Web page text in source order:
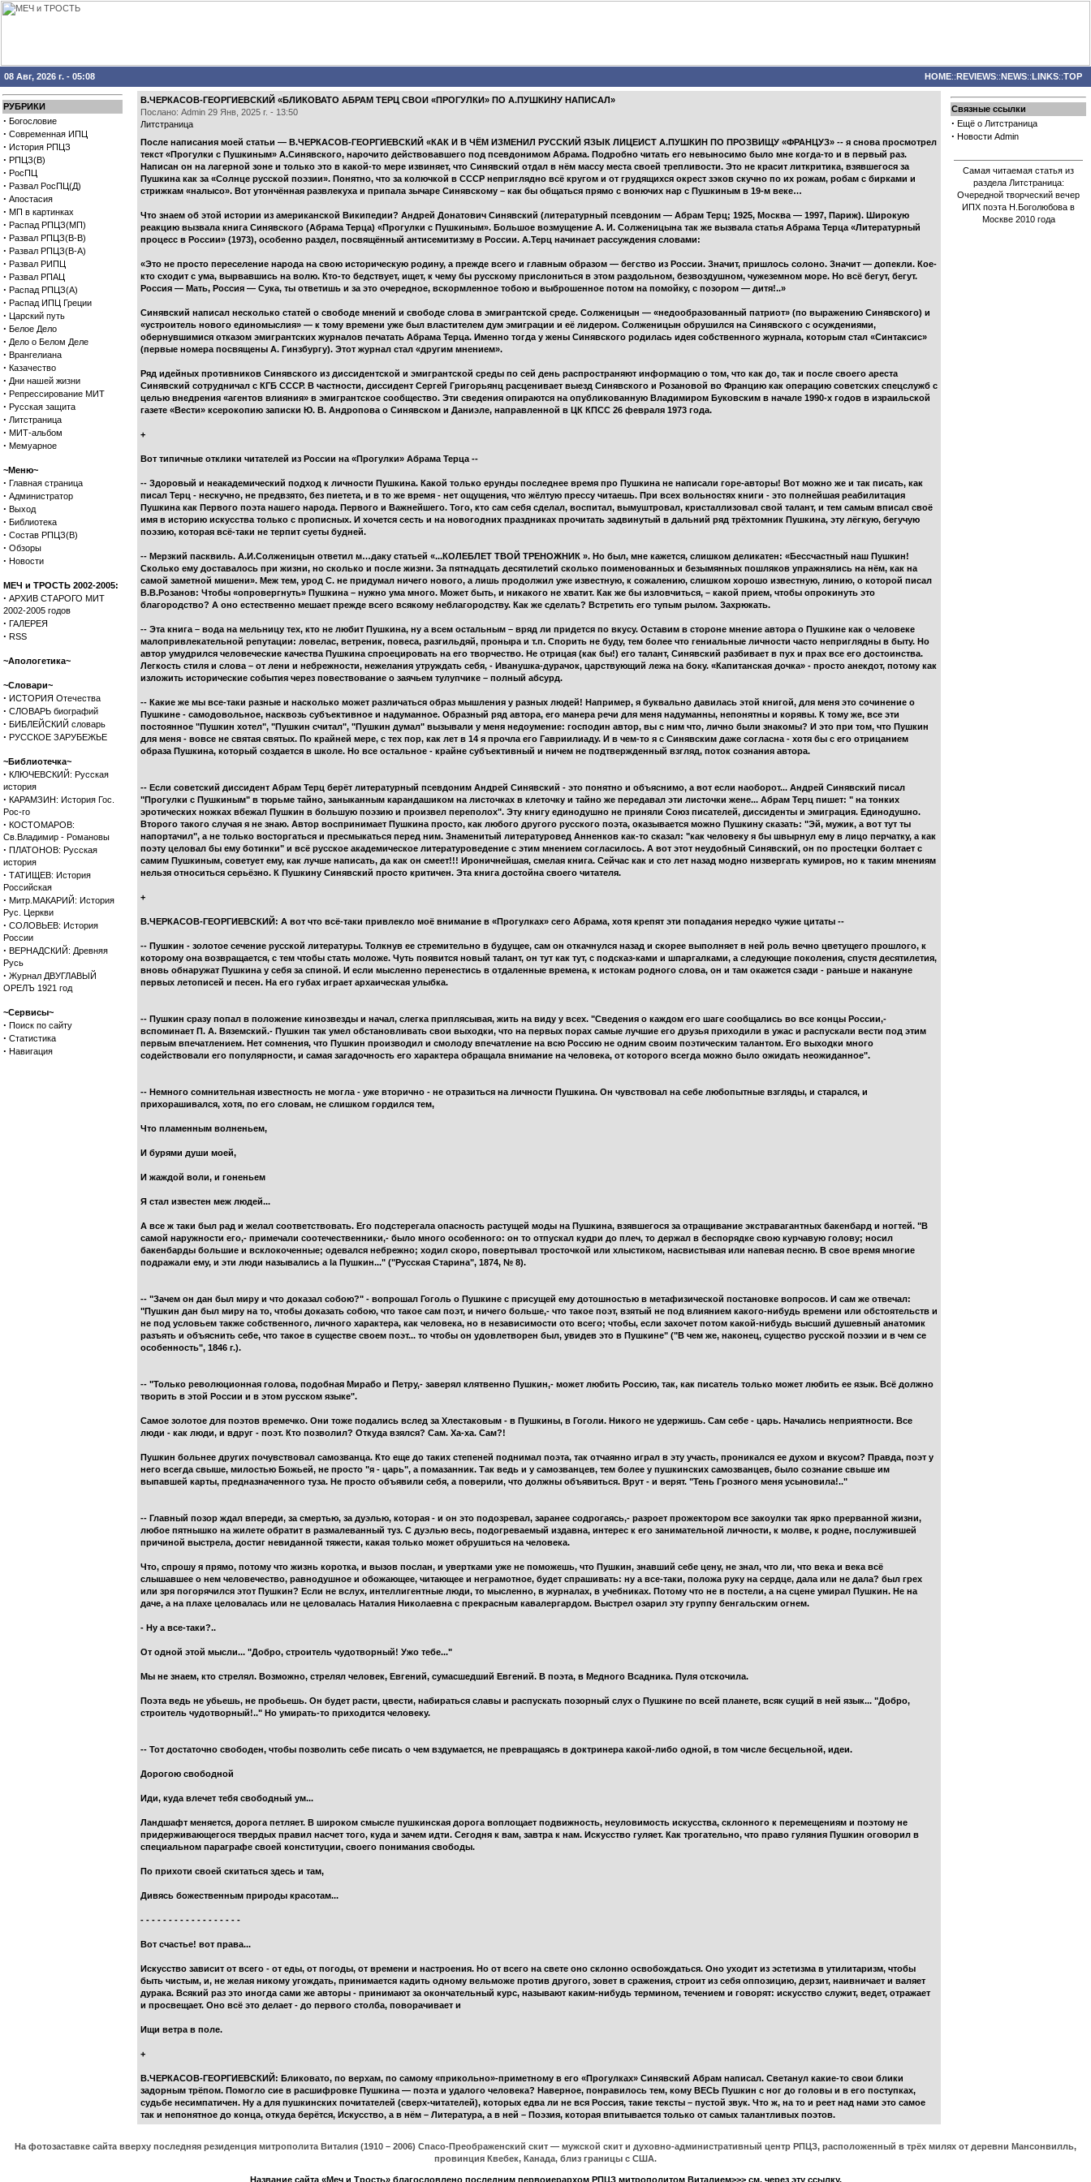
08 Авг, 2026 г. - 05:08 HOME::REVIEWS::NEWS::LINKS::TOP
РУБРИКИ
· Богословие
· Современная ИПЦ
· История РПЦЗ
· РПЦЗ(В)
· РосПЦ
· Развал РосПЦ(Д)
· Апостасия
· МП в картинках
· Распад РПЦЗ(МП)
· Развал РПЦЗ(В-В)
· Развал РПЦЗ(В-А)
· Развал РИПЦ
· Развал РПАЦ
· Распад РПЦЗ(А)
· Распад ИПЦ Греции
· Царский путь
· Белое Дело
· Дело о Белом Деле
· Врангелиана
· Казачество
· Дни нашей жизни
· Репрессирование МИТ
· Русская защита
· Литстраница
· МИТ-альбом
· Мемуарное
~Меню~
· Главная страница
· Администратор
· Выход
· Библиотека
· Состав РПЦЗ(В)
· Обзоры
· Новости
МЕЧ и ТРОСТЬ 2002-2005:
· АРХИВ СТАРОГО МИТ
2002-2005 годов
· ГАЛЕРЕЯ
· RSS
~Апологетика~
~Словари~
· ИСТОРИЯ Отечества
· СЛОВАРЬ биографий
· БИБЛЕЙСКИЙ словарь
· РУССКОЕ ЗАРУБЕЖЬЕ
~Библиотечка~
· КЛЮЧЕВСКИЙ: Русская
история
· КАРАМЗИН: История Гос.
Рос-го
· КОСТОМАРОВ:
Св.Владимир - Романовы
· ПЛАТОНОВ: Русская
история
· ТАТИЩЕВ: История
Российская
· Митр.МАКАРИЙ: История
Рус. Церкви
· СОЛОВЬЕВ: История
России
· ВЕРНАДСКИЙ: Древняя
Русь
· Журнал ДВУГЛАВЫЙ
ОРЕЛЪ 1921 год
~Сервисы~
· Поиск по сайту
· Статистика
· Навигация
В.ЧЕРКАСОВ-ГЕОРГИЕВСКИЙ «БЛИКОВАТО АБРАМ ТЕРЦ СВОИ «ПРОГУЛКИ» ПО А.ПУШКИНУ НАПИСАЛ»
Послано: Admin 29 Янв, 2025 г. - 13:50
Литстраница
После написания моей статьи — В.ЧЕРКАСОВ-ГЕОРГИЕВСКИЙ «КАК И В ЧЁМ ИЗМЕНИЛ РУССКИЙ ЯЗЫК ЛИЦЕИСТ А.ПУШКИН ПО ПРОЗВИЩУ «ФРАНЦУЗ» -- я снова просмотрел
текст «Прогулки с Пушкиным» А.Синявского, нарочито действовавшего под псевдонимом Абрама. Подробно читать его невыносимо было мне когда-то и в первый раз.
Написан он на лагерной зоне и только это в какой-то мере извиняет, что Синявский отдал в нём массу места своей трепливости. Это не красит литкритика, взявшегося за
Пушкина как за «Солнце русской поэзии». Понятно, что за колючкой в СССР неприглядно всё кругом и от грудящихся окрест зэков скучно по их рожам, робам с бирками и
стрижкам «налысо». Вот утончённая развлекуха и припала зычаре Синявскому – как бы общаться прямо с вонючих нар с Пушкиным в 19-м веке…
Что знаем об этой истории из американской Википедии? Андрей Донатович Синявский (литературный псевдоним — Абрам Терц; 1925, Москва — 1997, Париж). Широкую
реакцию вызвала книга Синявского (Абрама Терца) «Прогулки с Пушкиным». Большое возмущение А. И. Солженицына так же вызвала статья Абрама Терца «Литературный
процесс в России» (1973), особенно раздел, посвящённый антисемитизму в России. А.Терц начинает рассуждения словами:
«Это не просто переселение народа на свою историческую родину, а прежде всего и главным образом — бегство из России. Значит, пришлось солоно. Значит — допекли. Кое-
кто сходит с ума, вырвавшись на волю. Кто-то бедствует, ищет, к чему бы русскому прислониться в этом раздольном, безвоздушном, чужеземном море. Но всё бегут, бегут.
Россия — Мать, Россия — Сука, ты ответишь и за это очередное, вскормленное тобою и выброшенное потом на помойку, с позором — дитя!..»
Синявский написал несколько статей о свободе мнений и свободе слова в эмигрантской среде. Солженицын — «недообразованный патриот» (по выражению Синявского) и
«устроитель нового единомыслия» — к тому времени уже был властителем дум эмиграции и её лидером. Солженицын обрушился на Синявского с осуждениями,
обернувшимися отказом эмигрантских журналов печатать Абрама Терца. Именно тогда у жены Синявского родилась идея собственного журнала, которым стал «Синтаксис»
(первые номера посвящены А. Гинзбургу). Этот журнал стал «другим мнением».
Ряд идейных противников Синявского из диссидентской и эмигрантской среды по сей день распространяют информацию о том, что как до, так и после своего ареста
Синявский сотрудничал с КГБ СССР. В частности, диссидент Сергей Григорьянц расценивает выезд Синявского и Розановой во Францию как операцию советских спецслужб с
целью внедрения «агентов влияния» в эмигрантское сообщество. Эти сведения опираются на опубликованную Владимиром Буковским в начале 1990-х годов в израильской
газете «Вести» ксерокопию записки Ю. В. Андропова о Синявском и Даниэле, направленной в ЦК КПСС 26 февраля 1973 года.
+
Вот типичные отклики читателей из России на «Прогулки» Абрама Терца --
-- Здоровый и неакадемический подход к личности Пушкина. Какой только ерунды последнее время про Пушкина не написали горе-авторы! Вот можно же и так писать, как
писал Терц - нескучно, не предвзято, без пиетета, и в то же время - нет ощущения, что жёлтую прессу читаешь. При всех вольностях книги - это полнейшая реабилитация
Пушкина как Первого поэта нашего народа. Первого и Важнейшего. Того, кто сам себя сделал, воспитал, вымуштровал, кристаллизовал свой талант, и тем самым вписал своё
имя в историю искусства только с прописных. И хочется сесть и на новогодних праздниках прочитать задвинутый в дальний ряд трёхтомник Пушкина, эту лёгкую, бегучую
поэзию, которая всё-таки не терпит суеты будней.
-- Мерзкий пасквиль. А.И.Солженицын ответил м…даку статьей «...КОЛЕБЛЕТ ТВОЙ ТРЕНОЖНИК ». Но был, мне кажется, слишком деликатен: «Бессчастный наш Пушкин!
Сколько ему доставалось при жизни, но сколько и после жизни. За пятнадцать десятилетий сколько поименованных и безымянных пошляков упражнялись на нём, как на
самой заметной мишени». Меж тем, урод С. не придумал ничего нового, а лишь продолжил уже известную, к сожалению, слишком хорошо известную, линию, о которой писал
В.В.Розанов: Чтобы «опровергнуть» Пушкина – нужно ума много. Может быть, и никакого не хватит. Как же бы изловчиться, – какой прием, чтобы опрокинуть это
благородство? А оно естественно мешает прежде всего всякому неблагородству. Как же сделать? Встретить его тупым рылом. Захрюкать.
-- Эта книга – вода на мельницу тех, кто не любит Пушкина, ну а всем остальным – вряд ли придется по вкусу. Оставим в стороне мнение автора о Пушкине как о человеке
малопривлекательной репутации: ловелас, ветреник, повеса, разгильдяй, проныра и т.п. Спорить не буду, тем более что гениальные личности часто неприглядны в быту. Но
автор умудрился человеческие качества Пушкина спроецировать на его творчество. Не отрицая (как бы!) его талант, Синявский разбивает в пух и прах все его достоинства.
Легкость стиля и слова – от лени и небрежности, нежелания утруждать себя, - Иванушка-дурачок, царствующий лежа на боку. «Капитанская дочка» - просто анекдот, потому как
изложить исторические события через повествование о заячьем тулупчике – полный абсурд.
-- Какие же мы все-таки разные и насколько может различаться образ мышления у разных людей! Например, я буквально давилась этой книгой, для меня это сочинение о
Пушкине - самодовольное, насквозь субъективное и надуманное. Образный ряд автора, его манера речи для меня надуманны, непонятны и корявы. К тому же, все эти
постоянное "Пушкин хотел", "Пушкин считал", "Пушкин думал" вызывали у меня недоумение: господин автор, вы с ним что, лично были знакомы? И это при том, что Пушкин
для меня - вовсе не святая святых. По крайней мере, с тех пор, как лет в 14 я прочла его Гавриилиаду. И в чем-то я с Синявским даже согласна - хотя бы с его отрицанием
образа Пушкина, который создается в школе. Но все остальное - крайне субъективный и ничем не подтвержденный взгляд, поток сознания автора.
-- Если советский диссидент Абрам Терц берёт литературный псевдоним Андрей Синявский - это понятно и объяснимо, а вот если наоборот... Андрей Синявский писал
"Прогулки с Пушкиным" в тюрьме тайно, заныканным карандашиком на листочках в клеточку и тайно же передавал эти листочки жене... Абрам Терц пишет: " на тонких
эротических ножках вбежал Пушкин в большую поэзию и произвел переполох". Эту книгу единодушно не приняли Союз писателей, диссиденты и эмиграция. Единодушно.
Второго такого случая я не знаю. Автор воспринимает Пушкина просто, как любого другого русского поэта, оказывается можно Пушкину сказать: "Эй, мужик, а вот тут ты
напортачил", а не только восторгаться и пресмыкаться перед ним. Знаменитый литературовед Анненков как-то сказал: "как человеку я бы швырнул ему в лицо перчатку, а как
поэту целовал бы ему ботинки" и всё русское академическое литературоведение с этим мнением согласилось. А вот этот неудобный Синявский, он по простецки болтает с
самим Пушкиным, советует ему, как лучше написать, да как он смеет!!! Ироничнейшая, смелая книга. Сейчас как и сто лет назад модно низвергать кумиров, но к таким мнениям
нельзя относиться серьёзно. К Пушкину Синявский просто критичен. Эта книга достойна своего читателя.
+
В.ЧЕРКАСОВ-ГЕОРГИЕВСКИЙ: А вот что всё-таки привлекло моё внимание в «Прогулках» сего Абрама, хотя крепят эти попадания нередко чужие цитаты --
-- Пушкин - золотое сечение русской литературы. Толкнув ее стремительно в будущее, сам он откачнулся назад и скорее выполняет в ней роль вечно цветущего прошлого, к
которому она возвращается, с тем чтобы стать моложе. Чуть появится новый талант, он тут как тут, с подсказ-ками и шпаргалками, а следующие поколения, спустя десятилетия,
вновь обнаружат Пушкина у себя за спиной. И если мысленно перенестись в отдаленные времена, к истокам родного слова, он и там окажется сзади - раньше и накануне
первых летописей и песен. На его губах играет архаическая улыбка.
-- Пушкин сразу попал в положение кинозвезды и начал, слегка приплясывая, жить на виду у всех. "Сведения о каждом его шаге сообщались во все концы России,-
вспоминает П. А. Вяземский.- Пушкин так умел обстановливать свои выходки, что на первых порах самые лучшие его друзья приходили в ужас и распускали вести под этим
первым впечатлением. Нет сомнения, что Пушкин производил и смолоду впечатление на всю Россию не одним своим поэтическим талантом. Его выходки много
содействовали его популярности, и самая загадочность его характера обращала внимание на человека, от которого всегда можно было ожидать неожиданное".
-- Немного сомнительная известность не могла - уже вторично - не отразиться на личности Пушкина. Он чувствовал на себе любопытные взгляды, и старался, и
прихорашивался, хотя, по его словам, не слишком гордился тем,
Что пламенным волненьем,
И бурями души моей,
И жаждой воли, и гоненьем
Я стал известен меж людей...
А все ж таки был рад и желал соответствовать. Его подстерегала опасность растущей моды на Пушкина, взявшегося за отращивание экстравагантных бакенбард и ногтей. "В
самой наружности его,- примечали соотечественники,- было много особенного: он то отпускал кудри до плеч, то держал в беспорядке свою курчавую голову; носил
бакенбарды большие и всклокоченные; одевался небрежно; ходил скоро, повертывал тросточкой или хлыстиком, насвистывая или напевая песню. В свое время многие
подражали ему, и эти люди назывались а lа Пушкин..." ("Русская Старина", 1874, № 8).
-- "Зачем он дан был миру и что доказал собою?" - вопрошал Гоголь о Пушкине с присущей ему дотошностью в метафизической постановке вопросов. И сам же отвечал:
"Пушкин дан был миру на то, чтобы доказать собою, что такое сам поэт, и ничего больше,- что такое поэт, взятый не под влиянием какого-нибудь времени или обстоятельств и
не под условьем также собственного, личного характера, как человека, но в независимости ото всего; чтобы, если захочет потом какой-нибудь высший душевный анатомик
разъять и объяснить себе, что такое в существе своем поэт... то чтобы он удовлетворен был, увидев это в Пушкине" ("В чем же, наконец, существо русской поэзии и в чем се
особенность", 1846 г.).
-- "Только революционная голова, подобная Мирабо и Петру,- заверял клятвенно Пушкин,- может любить Россию, так, как писатель только может любить ее язык. Всё должно
творить в этой России и в этом русском языке".
Самое золотое для поэтов времечко. Они тоже подались вслед за Хлестаковым - в Пушкины, в Гоголи. Никого не удержишь. Сам себе - царь. Начались неприятности. Все
люди - как люди, и вдруг - поэт. Кто позволил? Откуда взялся? Сам. Ха-ха. Сам?!
Пушкин больнее других почувствовал самозванца. Кто еще до таких степеней поднимал поэта, так отчаянно играл в эту участь, проникался ее духом и вкусом? Правда, поэт у
него всегда свыше, милостью Божьей, не просто "я - царь", а помазанник. Так ведь и у самозванцев, тем более у пушкинских самозванцев, было сознание свыше им
выпавшей карты, предназначенного туза. Не просто объявили себя, а поверили, что должны объявиться. Врут - и верят. "Тень Грозного меня усыновила!.."
-- Главный позор ждал впереди, за смертью, за дуэлью, которая - и он это подозревал, заранее содрогаясь,- разроет прожектором все закоулки так ярко прерванной жизни,
любое пятнышко на жилете обратит в размалеванный туз. С дуэлью весь, подогреваемый издавна, интерес к его занимательной личности, к молве, к родне, послужившей
причиной выстрела, достиг невиданной тяжести, какая только может обрушиться на человека.
Что, спрошу я прямо, потому что жизнь коротка, и вызов послан, и увертками уже не поможешь, что Пушкин, знавший себе цену, не знал, что ли, что века и века всё
слышавшее о нем человечество, равнодушное и обожающее, читающее и неграмотное, будет спрашивать: ну а все-таки, положа руку на сердце, дала или не дала? был грех
или зря погорячился этот Пушкин? Если не вслух, интеллигентные люди, то мысленно, в журналах, в учебниках. Потому что не в постели, а на сцене умирал Пушкин. Не на
даче, а на плахе целовалась или не целовалась Наталия Николаевна с прекрасным кавалергардом. Выстрел озарил эту группу бенгальским огнем.
- Ну а все-таки?..
От одной этой мысли... "Добро, строитель чудотворный! Ужо тебе..."
Мы не знаем, кто стрелял. Возможно, стрелял человек, Евгений, сумасшедший Евгений. В поэта, в Медного Всадника. Пуля отскочила.
Поэта ведь не убьешь, не пробьешь. Он будет расти, цвести, набираться славы и распускать позорный слух о Пушкине по всей планете, всяк сущий в ней язык... "Добро,
строитель чудотворный!.." Но умирать-то приходится человеку.
-- Тот достаточно свободен, чтобы позволить себе писать о чем вздумается, не превращаясь в доктринера какой-либо одной, в том числе бесцельной, идеи.
Дорогою свободной
Иди, куда влечет тебя свободный ум...
Ландшафт меняется, дорога петляет. В широком смысле пушкинская дорога воплощает подвижность, неуловимость искусства, склонного к перемещениям и поэтому не
придерживающегося твердых правил насчет того, куда и зачем идти. Сегодня к вам, завтра к нам. Искусство гуляет. Как трогательно, что право гуляния Пушкин оговорил в
специальном параграфе своей конституции, своего понимания свободы.
По прихоти своей скитаться здесь и там,
Дивясь божественным природы красотам...
- - - - - - - - - - - - - - - - - -
Вот счастье! вот права...
Искусство зависит от всего - от еды, от погоды, от времени и настроения. Но от всего на свете оно склонно освобождаться. Оно уходит из эстетизма в утилитаризм, чтобы
быть чистым, и, не желая никому угождать, принимается кадить одному вельможе против другого, зовет в сражения, строит из себя оппозицию, дерзит, наивничает и валяет
дурака. Всякий раз это иногда сами же авторы - принимают за окончательный курс, называют каким-нибудь термином, течением и говорят: искусство служит, ведет, отражает
и просвещает. Оно всё это делает - до первого столба, поворачивает и
Ищи ветра в поле.
+
В.ЧЕРКАСОВ-ГЕОРГИЕВСКИЙ: Бликовато, по верхам, по самому «прикольно»-приметному в его «Прогулках» Синявский Абрам написал. Светанул какие-то свои блики
задорным трёпом. Помогло сие в расшифровке Пушкина — поэта и удалого человека? Наверное, понравилось тем, кому ВЕСЬ Пушкин с ног до головы и в его поступках,
судьбе несимпатичен. Ну а для пушкинских почитателей (сверх-читателей), которых едва ли не вся Россия, такие тексты – пустой звук. Что ж, на то и реет над нами это самое
так и непонятное до конца, откуда берётся, Искусство, а в нём – Литература, а в ней – Поэзия, которая впитывается только от самых талантливых поэтов.
Связные ссылки
· Ещё о Литстраница
· Новости Admin
Самая читаемая статья из
раздела Литстраница:
Очередной творческий вечер
ИПХ поэта Н.Боголюбова в
Москве 2010 года
На фотозаставке сайта вверху последняя резиденция митрополита Виталия (1910 – 2006) Спасо-Преображенский скит — мужской скит и духовно-административный центр РПЦЗ, расположенный в трёх милях от деревни Мансонвилль,
провинция Квебек, Канада, близ границы с США.
Название сайта «Меч и Трость» благословлено последним первоиерархом РПЦЗ митрополитом Виталием>>> см. через эту ссылку.